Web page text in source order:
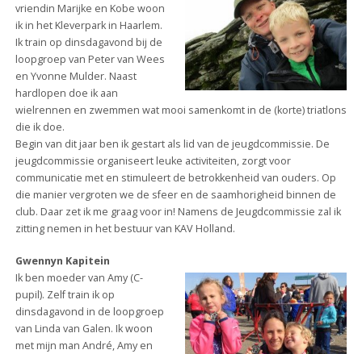
vriendin Marijke en Kobe woon
ik in het Kleverpark in Haarlem.
Ik train op dinsdagavond bij de
loopgroep van Peter van Wees
en Yvonne Mulder. Naast
hardlopen doe ik aan
wielrennen en zwemmen wat mooi samenkomt in de (korte) triatlons
die ik doe.
Begin van dit jaar ben ik gestart als lid van de jeugdcommissie. De
jeugdcommissie organiseert leuke activiteiten, zorgt voor
communicatie met en stimuleert de betrokkenheid van ouders. Op
die manier vergroten we de sfeer en de saamhorigheid binnen de
club. Daar zet ik me graag voor in! Namens de Jeugdcommissie zal ik
zitting nemen in het bestuur van KAV Holland.
Gwennyn Kapitein
Ik ben moeder van Amy (C-
pupil). Zelf train ik op
dinsdagavond in de loopgroep
van Linda van Galen. Ik woon
met mijn man André, Amy en